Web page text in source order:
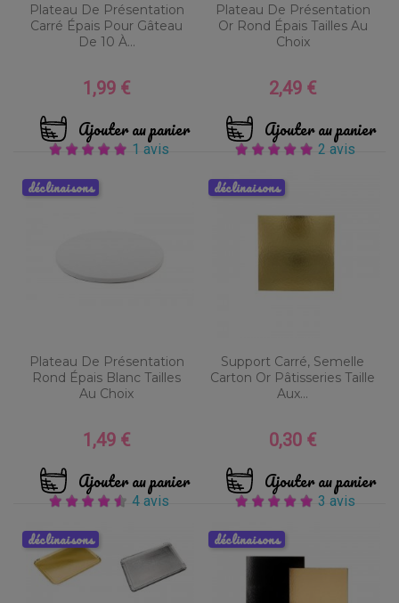
Plateau De Présentation
Carré Épais Pour Gâteau
De 10 À...
Prix
1,99 €
Ajouter au panier
1 avis
Plateau De Présentation
Or Rond Épais Tailles Au
Choix
Prix
2,49 €
Ajouter au panier
2 avis
Plateau De Présentation
Rond Épais Blanc Tailles
Au Choix
Prix
1,49 €
Ajouter au panier
4 avis
déclinaisons
Support Carré, Semelle
Carton Or Pâtisseries Taille
Aux...
Prix
0,30 €
Ajouter au panier
3 avis
déclinaisons
déclinaisons déclinaisons